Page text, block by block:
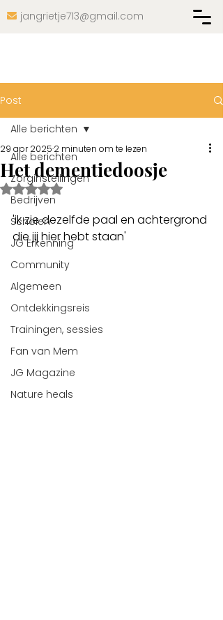
 jangrietje713@gmail.com
Post
Alle berichten
Zorginstellingen
Bedrijven
Scholen
JG Erkenning
Community
Algemeen
Ontdekkingsreis
Trainingen, sessies
Fan van Mem
JG Magazine
Nature heals
Alle berichten
Het dementiedoosje
29 apr 2025 2 minuten om te lezen
Beoordeeld met NaN uit 5 sterren.
'ik zie dezelfde paal en achtergrond
die jij hier hebt staan'